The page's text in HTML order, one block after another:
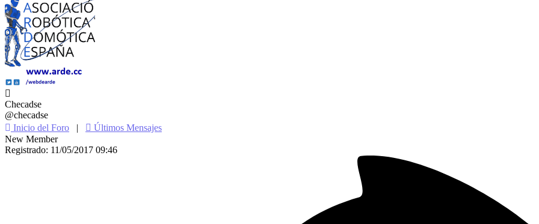
Checadse
@checadse
Inicio del Foro |
Últimos Mensajes
New Member
Registrado: 11/05/2017 09:46